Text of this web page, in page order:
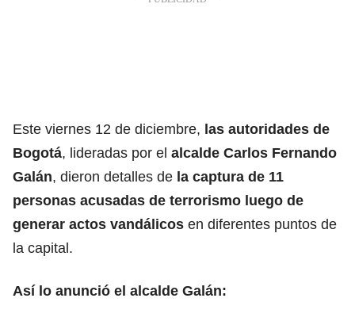
Este viernes 12 de diciembre, las autoridades de
Bogotá, lideradas por el alcalde Carlos Fernando
Galán, dieron detalles de la captura de 11
personas acusadas de terrorismo luego de
generar actos vandálicos en diferentes puntos de
la capital.
Así lo anunció el alcalde Galán: